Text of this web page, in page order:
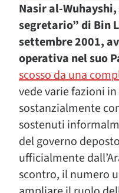
Nasir al-
segretario” di Bin
settembre 2001,
operativa nel suo
scosso da una
vede varie fazioni
sostanzialmente
sostenuti
del governo
ufficialmente
scontro, il numero